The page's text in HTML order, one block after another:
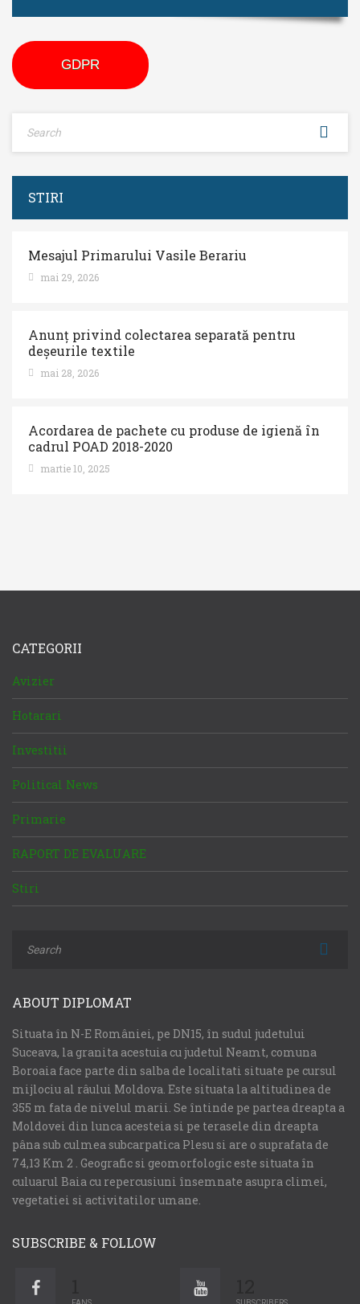
GDPR
STIRI
Mesajul Primarului Vasile Berariu
mai 29, 2026
Anunț privind colectarea separată pentru
deșeurile textile
mai 28, 2026
Acordarea de pachete cu produse de igienă în
cadrul POAD 2018-2020
martie 10, 2025
CATEGORII
Avizier
Hotarari
Investitii
Political News
Primarie
RAPORT DE EVALUARE
Stiri
ABOUT DIPLOMAT
Situata în N-E României, pe DN15, în sudul judetului
Suceava, la granita acestuia cu judetul Neamt, comuna
Boroaia face parte din salba de localitati situate pe cursul
mijlociu al râului Moldova. Este situata la altitudinea de
355 m fata de nivelul marii. Se întinde pe partea dreapta a
Moldovei din lunca acesteia si pe terasele din dreapta
pâna sub culmea subcarpatica Plesu si are o suprafata de
74,13 Km 2 . Geografic si geomorfologic este situata în
culuarul Baia cu repercusiuni însemnate asupra climei,
vegetatiei si activitatilor umane.
SUBSCRIBE & FOLLOW